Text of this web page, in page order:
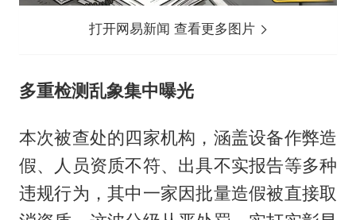
打开网易新闻 查看更多图片
多重检测乱象集中曝光
本次被查处的四家机构，涵盖设备作弊造
假、人员资质不符、出具不实报告等多种
违规行为，其中一家因批量造假被直接取